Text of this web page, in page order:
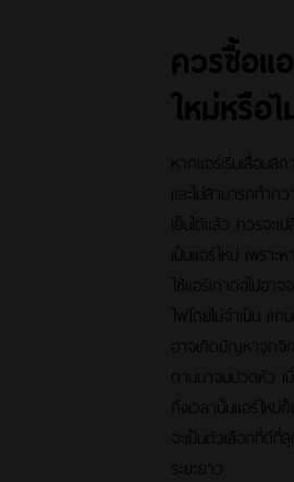
ควรซื้อแ
ใหม่หรือไ
หากแอร์เริ่มเสื่อมส
และไม่สามารถทำคว
เย็นได้แล้ว ควรจะเป
เป็นแอร์ใหม่ เพราะหาก
ใช้แอร์เก่าต่อไปอาจ
ไฟโดยไม่จำเป็น แถ
อาจเกิดปัญหาจุกจิก
ตามมาจนปวดหัว เ
ถึงเวลานั้นแอร์ใหม่
จะเป็นตัวเลือกที่ดีที่สุ
ระยะยาว